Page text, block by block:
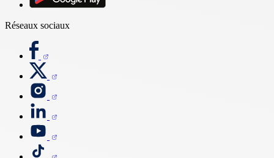
Réseaux sociaux